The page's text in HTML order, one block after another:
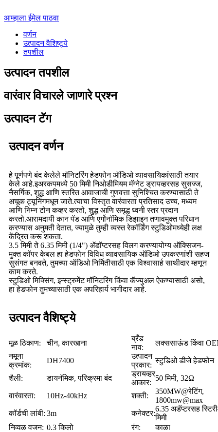
आम्हाला ईमेल पाठवा
वर्णन
उत्पादन वैशिष्ट्ये
तपशील
उत्पादन तपशील
वारंवार विचारले जाणारे प्रश्न
उत्पादन टॅग
उत्पादन वर्णन
हे पूर्णपणे बंद केलेले मॉनिटरिंग हेडफोन ऑडिओ व्यावसायिकांसाठी तयार
केले आहे.इअरकपमध्ये 50 मिमी निओडीमियम मॅग्नेट ड्रायव्हरसह सुसज्ज,
नैसर्गिक, शुद्ध आणि स्तरित आवाजाची गुणवत्ता सुनिश्चित करण्यासाठी ते
अचूक ट्यूनिंगमधून जाते.त्याचा विस्तृत वारंवारता प्रतिसाद उच्च, मध्यम
आणि निम्न टोन कव्हर करतो, शुद्ध आणि समृद्ध ध्वनी स्तर प्रदान
करतो.आरामदायी कान पॅड आणि एर्गोनॉमिक डिझाइन तणावमुक्त परिधान
करण्यास अनुमती देतात, ज्यामुळे तुम्ही व्यस्त रेकॉर्डिंग स्टुडिओमध्येही लक्ष
केंद्रित करू शकता.
3.5 मिमी ते 6.35 मिमी (1/4") ॲडॉप्टरसह विलग करण्यायोग्य ऑक्सिजन-
मुक्त कॉपर केबल हा हेडफोन विविध व्यावसायिक ऑडिओ उपकरणांशी सहज
सुसंगत बनवते, तुमच्या ऑडिओ निर्मितीसाठी एक विश्वासार्ह साथीदार म्हणून
काम करते.
स्टुडिओ मिक्सिंग, इन्स्ट्रुमेंट मॉनिटरिंग किंवा कॅज्युअल ऐकण्यासाठी असो,
हा हेडफोन तुमच्यासाठी एक अपरिहार्य भागीदार आहे.
उत्पादन वैशिष्ट्ये
मूळ ठिकाण: चीन, कारखाना
ब्रँड
नाव:
लक्ससाऊंड किंवा
नमूना
क्रमांक:
DH7400
उत्पादन
प्रकार:
स्टुडिओ डीजे हेडफोन
शैली: डायनॅमिक, परिक्रमा बंद
ड्रायव्हर
आकार:
50 मिमी, 32Ω
वारंवारता: 10Hz-40kHz शक्ती:
350MW@रेटिंग,
1800mw@max
कॉर्डची लांबी: 3m कनेक्टर:
6.35 अडॅप्टरसह
मिमी
निव्वळ वजन: 0.3 किलो रंग: काळा